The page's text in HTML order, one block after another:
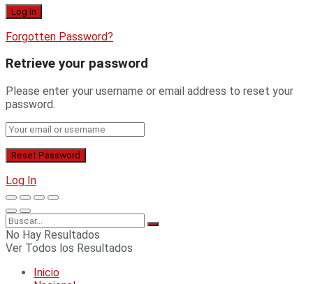
Forgotten Password?
Retrieve your password
Please enter your username or email address to reset your
password.
Log In
No Hay Resultados
Ver Todos los Resultados
Inicio